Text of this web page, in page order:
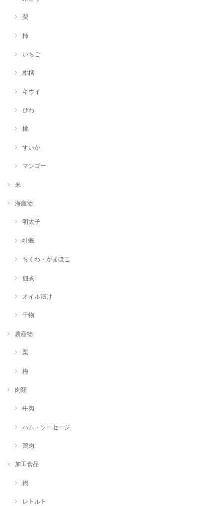
梨
柿
いちご
柑橘
キウイ
びわ
桃
すいか
マンゴー
米
海産物
明太子
牡蠣
ちくわ・かまぼこ
佃煮
オイル漬け
干物
農産物
栗
梅
肉類
牛肉
ハム・ソーセージ
鶏肉
加工食品
鍋
レトルト